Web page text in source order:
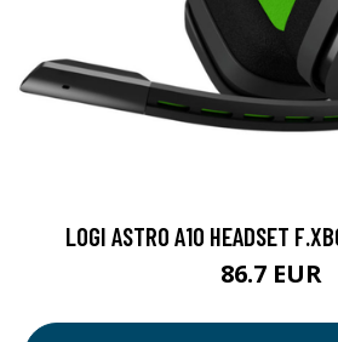
LOGI ASTRO A10 HEADSET
86.7 EUR